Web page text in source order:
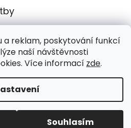
a reklam, poskytování funkcí
naší návštěvnosti
Více informací zde.
Souhlasím
Vytvořil Shoptet
. Všechna práva vyhrazena.
cookies